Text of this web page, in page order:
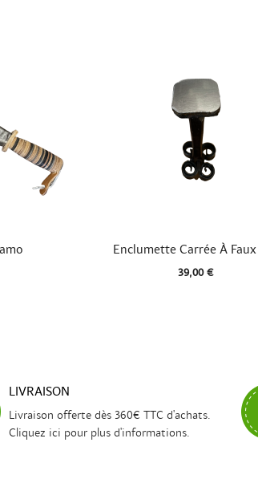
Aperçu rapide
Enclumette Carrée À
39,00 €
LIVRAISON
Livraison offerte dès 360€ TTC d'achats.
Cliquez ici pour plus d'informations.